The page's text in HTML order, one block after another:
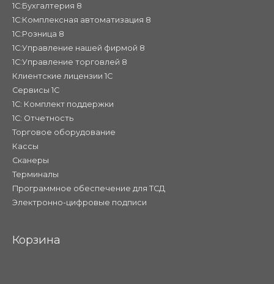
1С:Бухгалтерия 8
1С:Комплексная автоматизация 8
1С:Розница 8
1С:Управление нашей фирмой 8
1С:Управление торговлей 8
Клиентские лицензии 1С
Сервисы 1С
1С: Комплект поддержки
1С: Отчетность
Торговое оборудование
Кассы
Сканеры
Терминалы
Программное обеспечение для ТСД
Электронно-цифровые подписи
Корзина